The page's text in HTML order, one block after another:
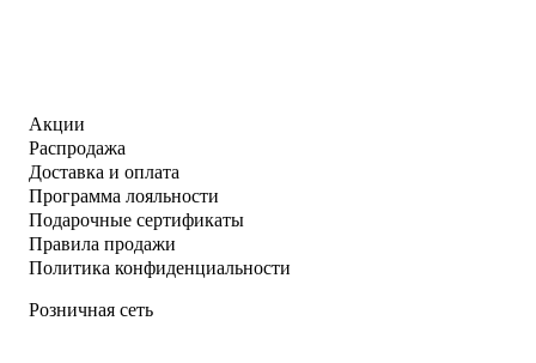
Акции
Распродажа
Доставка и оплата
Программа лояльности
Подарочные сертификаты
Правила продажи
Политика конфиденциальности
Розничная сеть